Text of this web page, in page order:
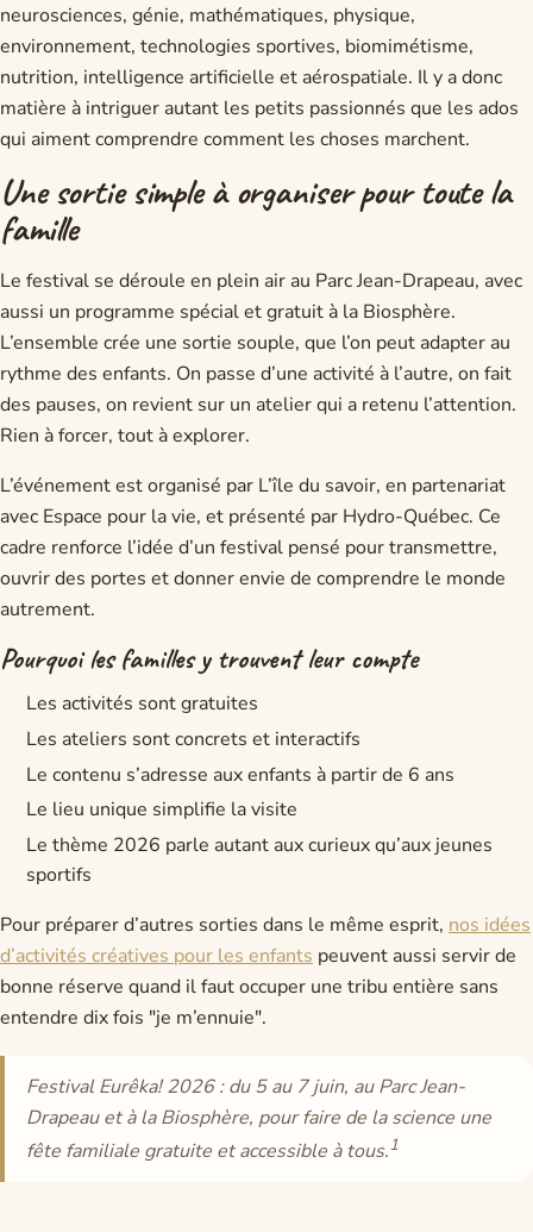
neurosciences, génie, mathématiques, physique,
environnement, technologies sportives, biomimétisme,
nutrition, intelligence artificielle et aérospatiale. Il y a donc
matière à intriguer autant les petits passionnés que les ados
qui aiment comprendre comment les choses marchent.
Une sortie simple à organiser pour toute la
famille
Le festival se déroule en plein air au Parc Jean-Drapeau, avec
aussi un programme spécial et gratuit à la Biosphère.
L’ensemble crée une sortie souple, que l’on peut adapter au
rythme des enfants. On passe d’une activité à l’autre, on fait
des pauses, on revient sur un atelier qui a retenu l’attention.
Rien à forcer, tout à explorer.
L’événement est organisé par L’île du savoir, en partenariat
avec Espace pour la vie, et présenté par Hydro-Québec. Ce
cadre renforce l’idée d’un festival pensé pour transmettre,
ouvrir des portes et donner envie de comprendre le monde
autrement.
Pourquoi les familles y trouvent leur compte
Les activités sont gratuites
Les ateliers sont concrets et interactifs
Le contenu s’adresse aux enfants à partir de 6 ans
Le lieu unique simplifie la visite
Le thème 2026 parle autant aux curieux qu’aux jeunes
sportifs
Pour préparer d’autres sorties dans le même esprit, nos idées
d’activités créatives pour les enfants peuvent aussi servir de
bonne réserve quand il faut occuper une tribu entière sans
entendre dix fois "je m’ennuie".
Festival Eurêka! 2026 : du 5 au 7 juin, au Parc Jean-
Drapeau et à la Biosphère, pour faire de la science une
fête familiale gratuite et accessible à tous.1